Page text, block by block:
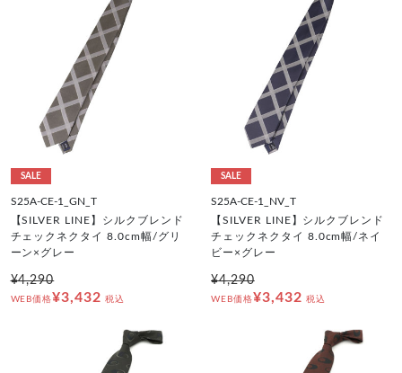
SALE
S25A-CE-1_GN_T
【SILVER LINE】シルクブレンド
チェックネクタイ 8.0cm幅/グリ
ーン×グレー
¥4,290
WEB価格¥3,432 税込
SALE
S25A-CE-1_NV_T
【SILVER LINE】シルクブレンド
チェックネクタイ 8.0cm幅/ネイ
ビー×グレー
¥4,290
WEB価格¥3,432 税込